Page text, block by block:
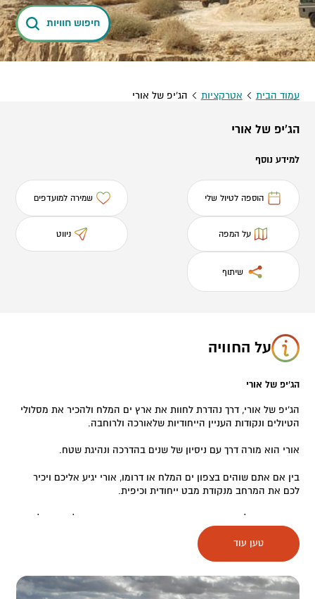
חיפוש חוויות
עמוד הבית אטרקציות הג'יפ של אורי
הג'יפ של אורי
למידע נוסף
הוספה לטיול שלי שמירה למועדפים
על המפה ניווט
שיתוף
על החוויה
הג'יפ של אורי
הג'יפ של אורי, דרך נהדרת לחוות את ארץ ים המלח ולהכיר את מסלולי
הטיולים ונקודות העניין הייחודיות שלאורכה ולרוחבה.
אורי הוא מורה דרך עם ניסיון של שנים בהדרכה ונהיגת שטח.
בין אם אתם שוהים בצפון ים המלח או דרומו, אורי יגיע אליכם ויכיר
לכם את המרחב מנקודת מבט ייחודית וכיפית.
בצפון ים המלח מציע אורי נגיעה בהיסטוריה העשירה של האזור לאורך
השנים דוגמת ביקור במערות נזירים מסתוריות וסיפורים על מפעל
האשלג הראשון וההתיישבות החלוצית.
אשת לוט, במסלולי החווארים המסעירים ועוד..
טען עוד